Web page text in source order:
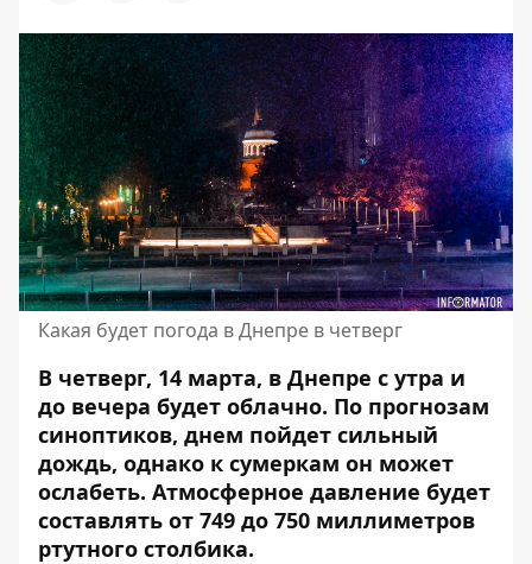
Какая будет погода в Днепре в четверг
В четверг, 14 марта, в Днепре с утра и
до вечера будет облачно. По прогнозам
синоптиков, днем ​​пойдет сильный
дождь, однако к сумеркам он может
ослабеть. Атмосферное давление будет
составлять от 749 до 750 миллиметров
ртутного столбика.